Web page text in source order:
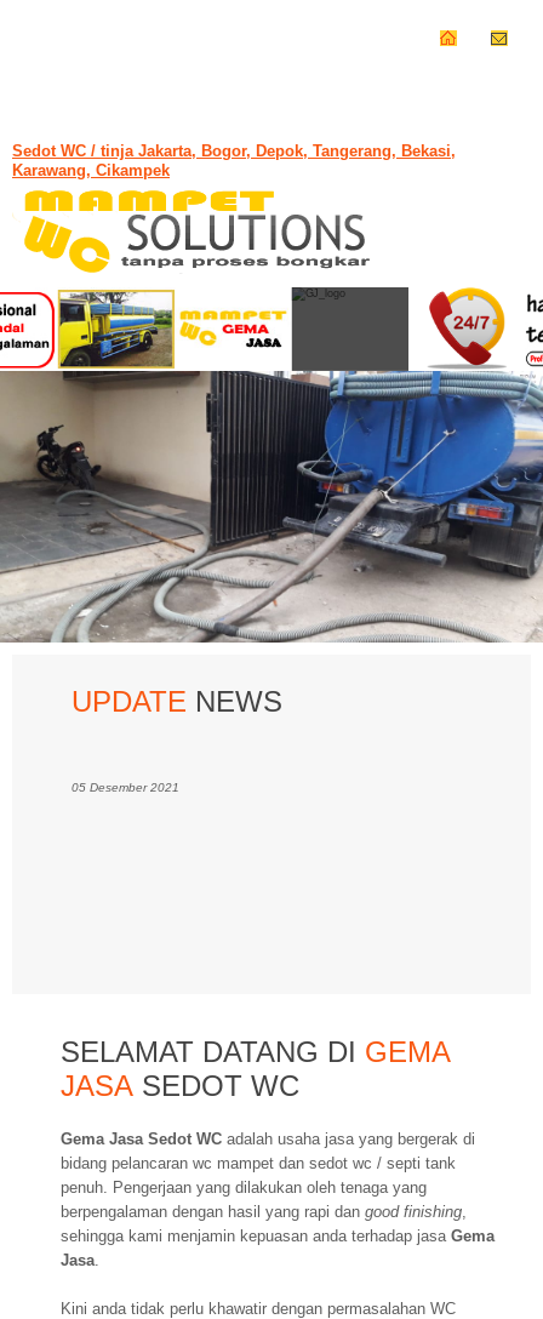
Sedot WC / tinja Jakarta, Bogor, Depok, Tangerang, Bekasi,
Karawang, Cikampek
UPDATE NEWS
05 Desember 2021
SELAMAT DATANG DI GEMA
JASA SEDOT WC
Gema Jasa Sedot WC adalah usaha jasa yang bergerak di
bidang pelancaran wc mampet dan sedot wc / septi tank
penuh. Pengerjaan yang dilakukan oleh tenaga yang
berpengalaman dengan hasil yang rapi dan good finishing
sehingga kami menjamin kepuasan anda terhadap jasa Gema
Jasa
Kini anda tidak perlu khawatir dengan permasalahan WC